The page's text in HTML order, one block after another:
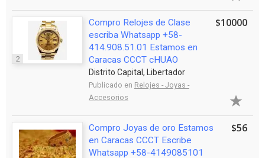
2
Compro Relojes de Clase
escriba Whatsapp +58-
414.908.51.01 Estamos en
Caracas CCCT cHUAO
Distrito Capital, Libertador
Publicado en Relojes - Joyas -
Accesorios
$10000
Compro Joyas de oro Estamos
en Caracas CCCT Escribe
Whatsapp +58-4149085101
$56